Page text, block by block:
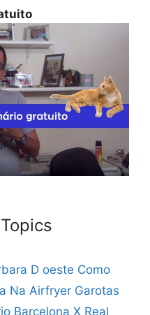
D oeste Como
Na Airfryer Garotas
Barcelona X Real